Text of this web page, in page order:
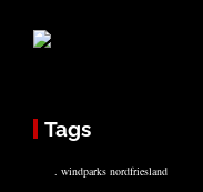
Tags
. windparks nordfriesland